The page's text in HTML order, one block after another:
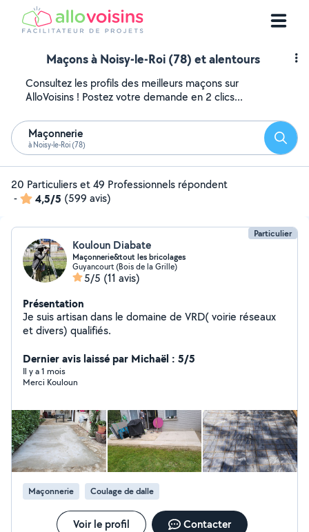
Maçons à Noisy-le-Roi (78) et alentours
Consultez les profils des meilleurs maçons sur
AlloVoisins ! Postez votre demande en 2 clics...
Maçonnerie
à Noisy-le-Roi (78)
20 Particuliers et 49 Professionnels répondent
-
4,5/5 (599 avis)
Particulier
Kouloun Diabate
Maçonnerie&tout les bricolages
Guyancourt (Bois de la Grille)
5/5 (11 avis)
Présentation
Je suis artisan dans le domaine de VRD( voirie réseaux
et divers) qualifiés.
Dernier avis laissé par Michaël : 5/5
Il y a 1 mois
Merci Kouloun
Maçonnerie Coulage de dalle
Voir le profil Contacter